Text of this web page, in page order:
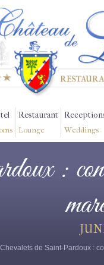
Restaurant
Lounge Weddings
:
de Saint-Pardoux :